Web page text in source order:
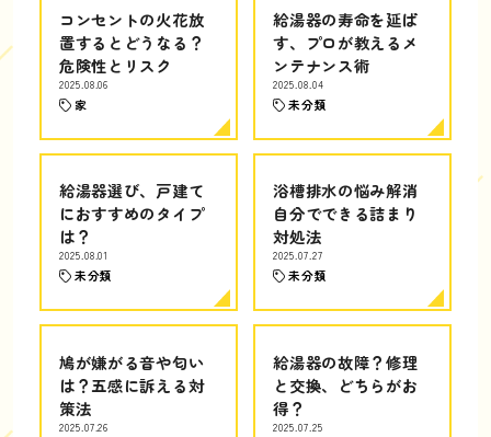
コンセントの火花放
置するとどうなる？
危険性とリスク
2025.08.06
家
給湯器の寿命を延ば
す、プロが教えるメ
ンテナンス術
2025.08.04
未分類
給湯器選び、戸建て
におすすめのタイプ
は？
2025.08.01
未分類
浴槽排水の悩み解消
自分でできる詰まり
対処法
2025.07.27
未分類
鳩が嫌がる音や匂い
は？五感に訴える対
策法
2025.07.26
給湯器の故障？修理
と交換、どちらがお
得？
2025.07.25